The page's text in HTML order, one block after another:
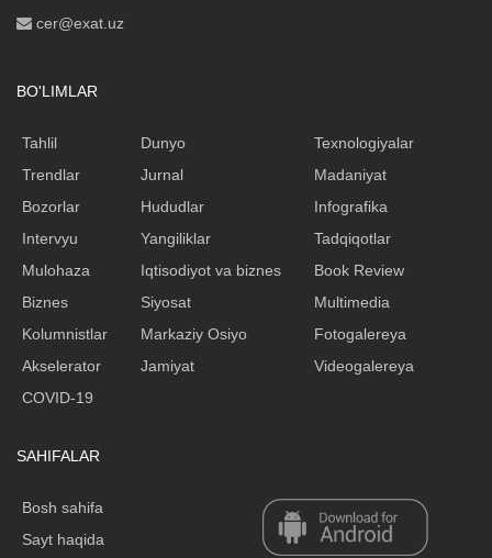
cer@exat.uz
BO'LIMLAR
Tahlil
Trendlar
Bozorlar
Intervyu
Mulohaza
Biznes
Kolumnistlar
Akselerator
Dunyo
Jurnal
Hududlar
Yangiliklar
Iqtisodiyot va biznes
Siyosat
Markaziy Osiyo
Jamiyat
Texnologiyalar
Madaniyat
Infografika
Tadqiqotlar
Book Review
Multimedia
Fotogalereya
Videogalereya
COVID-19
SAHIFALAR
Bosh sahifa
Sayt haqida